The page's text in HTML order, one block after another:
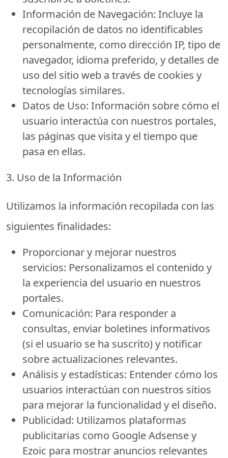
Información de Navegación: Incluye la
recopilación de datos no identificables
personalmente, como dirección IP, tipo de
navegador, idioma preferido, y detalles de
uso del sitio web a través de cookies y
tecnologías similares.
Datos de Uso: Información sobre cómo el
usuario interactúa con nuestros portales,
las páginas que visita y el tiempo que
pasa en ellas.
3. Uso de la Información
Utilizamos la información recopilada con las
siguientes finalidades:
Proporcionar y mejorar nuestros
servicios: Personalizamos el contenido y
la experiencia del usuario en nuestros
portales.
Comunicación: Para responder a
consultas, enviar boletines informativos
(si el usuario se ha suscrito) y notificar
sobre actualizaciones relevantes.
Análisis y estadísticas: Entender cómo los
usuarios interactúan con nuestros sitios
para mejorar la funcionalidad y el diseño.
Publicidad: Utilizamos plataformas
publicitarias como Google Adsense y
Ezoic para mostrar anuncios relevantes